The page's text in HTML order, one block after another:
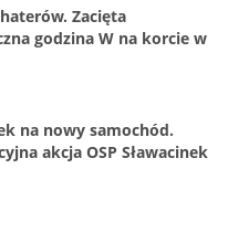
Zacięta
godzina W na korcie w
na nowy samochód.
akcja OSP Sławacinek